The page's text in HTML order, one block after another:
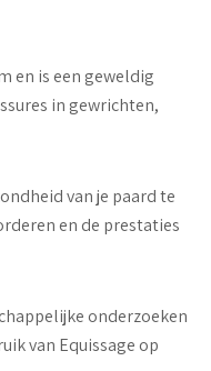
en is een geweldig
in gewrichten,
van je paard te
en de prestaties
onderzoeken
van Equissage op